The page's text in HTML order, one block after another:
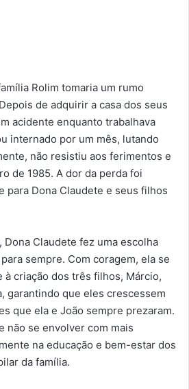
Rolim tomaria um rumo
de adquirir a casa dos seus
acidente enquanto trabalhava
internado por um mês, lutando
não resistiu aos ferimentos e
de 1985. A dor da perda foi
para Dona Claudete e seus filhos
Claudete fez uma escolha
sempre. Com coragem, ela se
criação dos três filhos, Márcio,
garantindo que eles crescessem
que ela e João sempre prezaram.
não se envolver com mais
na educação e bem-estar dos
da família.